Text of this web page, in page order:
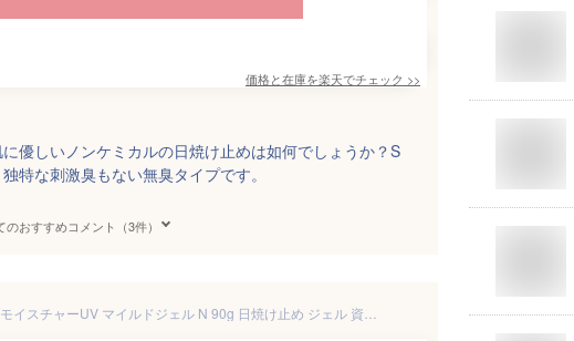
価格と在庫を楽天でチェック >>
優しいノンケミカルの日焼け止めは如何でしょうか？S
特な刺激臭もない無臭タイプです。
のおすすめコメント（3件）